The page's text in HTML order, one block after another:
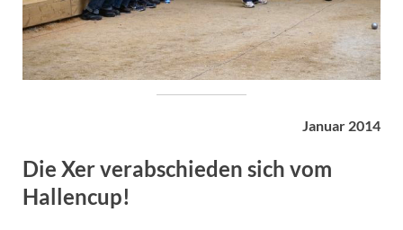
Januar 2014
Die Xer verabschieden sich vom
Hallencup!